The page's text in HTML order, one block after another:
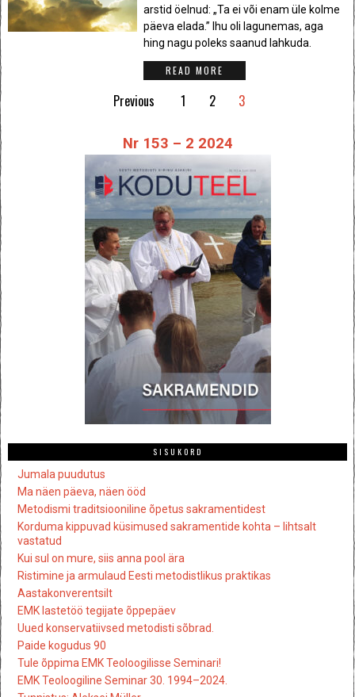
arstid öelnud: „Ta ei või enam üle kolme
päeva elada.” Ihu oli lagunemas, aga
hing nagu poleks saanud lahkuda.
READ MORE
Previous 1 2 3
Nr 153 – 2 2024
SISUKORD
Jumala puudutus
Ma näen päeva, näen ööd
Metodismi traditsiooniline õpetus sakramentidest
Korduma kippuvad küsimused sakramentide kohta – lihtsalt
vastatud
Kui sul on mure, siis anna pool ära
Ristimine ja armulaud Eesti metodistlikus praktikas
Aastakonverentsilt
EMK lastetöö tegijate õppepäev
Uued konservatiivsed metodisti sõbrad.
Paide kogudus 90
Tule õppima EMK Teoloogilisse Seminari!
EMK Teoloogiline Seminar 30. 1994–2024.